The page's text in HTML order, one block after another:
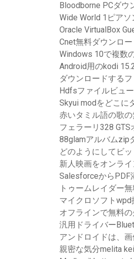
Bloodborne PCダウ
Wide World 1ピア
Oracle VirtualBox
Cnet無料ダウンロ
Windows 10で複数
Android用のkodi
ダウンロードする
Hdfsファイルビュ
Skyui modをどこに
赤いタミル語の歌
フェラーリ328
88glamアルバムzip
どのようにしてビ
新人映画をオンラ
SalesforceからPDF
トゥームレイダー
マイクロソフト
オフラインで無料
汎用ドライバー
アンドロイドは、
親密な気分melita